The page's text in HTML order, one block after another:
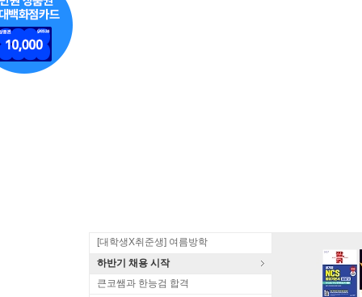
[대학생X취준생] 여름방학
하반기 채용 시작
큰코쌤과 한능검 합격